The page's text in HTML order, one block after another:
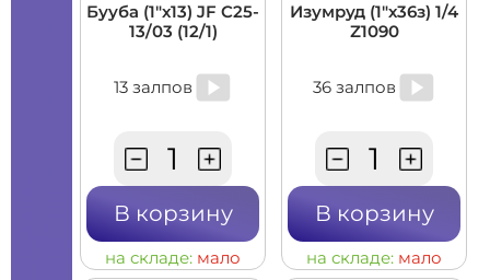
Бууба (1"х13) JF C25-
13/03 (12/1)
13 залпов
В корзину
на складе: мало
Изумруд (1"х36з) 1/4
Z1090
36 залпов
В корзину
на складе: мало